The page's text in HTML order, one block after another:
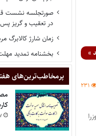
»
۲۳۱
صورتجلسه نشست
در تعقیب و گریز
زمان شارژ کالابرگ
بخشنامه تمدید مهلت
پر‌مخاطب‌ترین‌های
۷